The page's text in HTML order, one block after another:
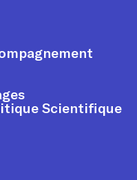
Scientifique